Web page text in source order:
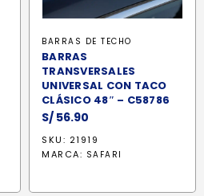
BARRAS DE TECHO
BARRAS
TRANSVERSALES
UNIVERSAL CON TACO
CLÁSICO 48″ – C58786
S/ 56.90
SKU: 21919
MARCA: SAFARI